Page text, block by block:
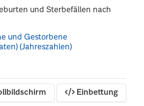
und Sterbefällen nach
und Gestorbene
(Jahreszahlen)
Einbettung